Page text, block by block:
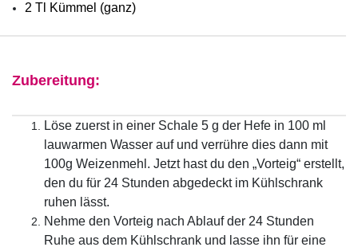
2 Tl Kümmel (ganz)
Zubereitung:
Löse zuerst in einer Schale 5 g der Hefe in 100 ml
lauwarmen Wasser auf und verrühre dies dann mit
100g Weizenmehl. Jetzt hast du den „Vorteig“ erstellt,
den du für 24 Stunden abgedeckt im Kühlschrank
ruhen lässt.
Nehme den Vorteig nach Ablauf der 24 Stunden
Ruhe aus dem Kühlschrank und lasse ihn für eine